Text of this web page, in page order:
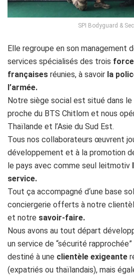
SPI Bodyguard &
Elle regroupe en son management
services spécialisés des trois
françaises réunies, à savoir la
l’armée.
Notre siège social est situé dans
proche du BTS Chitlom et nous
Thaïlande et l’Asie du Sud Est.
Tous nos collaborateurs œuvrent
développement et à la promotion
le pays avec comme seul leitmotiv
service.
Tout ça accompagné d‘une base
conciergerie offerts à notre
et notre savoir-faire.
Nous avons au tout départ
un service de “sécurité rapprochée”
destiné à une clientèle exigeante
(expatriés ou thaïlandais), mais